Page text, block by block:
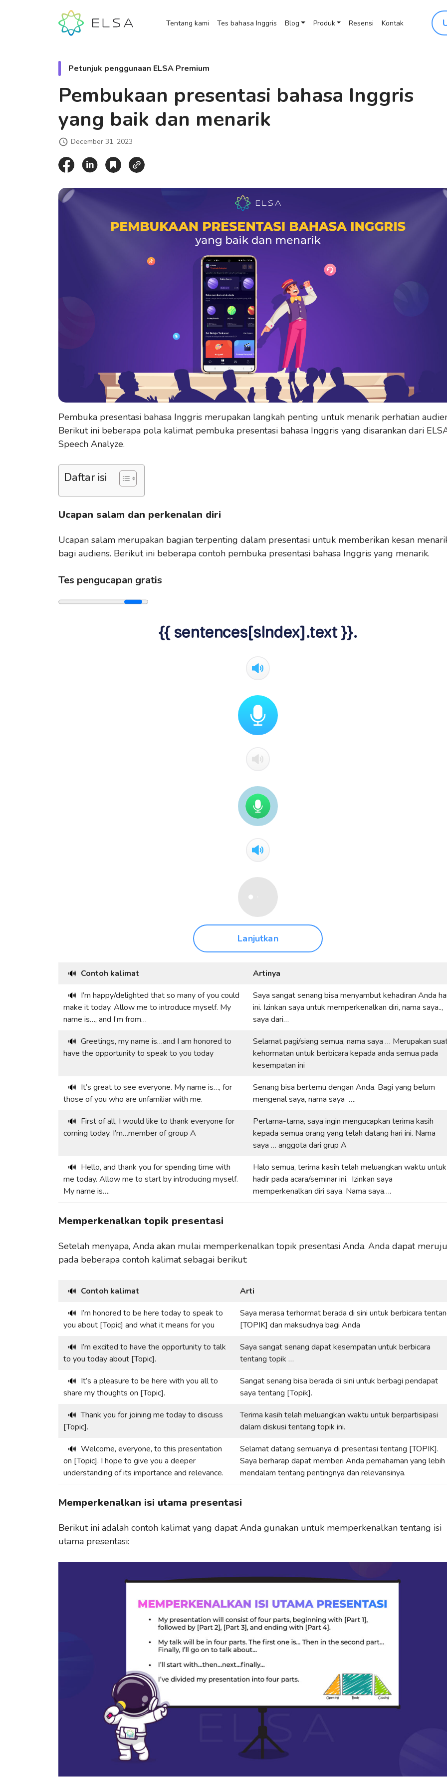
Tentang kami Tes bahasa Inggris Blog Produk Resensi Kontak
Petunjuk penggunaan ELSA Premium
Pembukaan presentasi bahasa Inggris
yang baik dan menarik
December 31, 2023
Pembuka presentasi bahasa Inggris merupakan langkah penting untuk menarik perhatian
Berikut ini beberapa pola kalimat pembuka presentasi bahasa Inggris yang disarankan dari
Speech Analyze.
Daftar isi
Ucapan salam dan perkenalan diri
Ucapan salam merupakan bagian terpenting dalam presentasi untuk memberikan kesan
bagi audiens. Berikut ini beberapa contoh pembuka presentasi bahasa Inggris yang menarik.
Tes pengucapan gratis
{{ sentences[sIndex].text }}.
Lanjutkan
🔊 Contoh kalimat Artinya
🔊 I’m happy/delighted that so many of you could
make it today. Allow me to introduce myself. My
name is…, and I’m from…
Saya sangat senang bisa menyambut kehadiran Anda
ini. Izinkan saya untuk memperkenalkan diri, nama saya..,
saya dari…
🔊 Greetings, my name is…and I am honored to
have the opportunity to speak to you today
Selamat pagi/siang semua, nama saya … Merupakan
kehormatan untuk berbicara kepada anda semua pada
kesempatan ini
🔊 It’s great to see everyone. My name is…, for
those of you who are unfamiliar with me.
Senang bisa bertemu dengan Anda. Bagi yang belum
mengenal saya, nama saya ….
🔊 First of all, I would like to thank everyone for
coming today. I’m…member of group A
Pertama-tama, saya ingin mengucapkan terima kasih
kepada semua orang yang telah datang hari ini. Nama
saya … anggota dari grup A
🔊 Hello, and thank you for spending time with
me today. Allow me to start by introducing myself.
My name is….
Halo semua, terima kasih telah meluangkan waktu untuk
hadir pada acara/seminar ini. Izinkan saya
memperkenalkan diri saya. Nama saya….
Memperkenalkan topik presentasi
Setelah menyapa, Anda akan mulai memperkenalkan topik presentasi Anda. Anda dapat
pada beberapa contoh kalimat sebagai berikut:
🔊 Contoh kalimat Arti
🔊 I’m honored to be here today to speak to
you about [Topic] and what it means for you
Saya merasa terhormat berada di sini untuk berbicara
[TOPIK] dan maksudnya bagi Anda
🔊 I’m excited to have the opportunity to talk
to you today about [Topic].
Saya sangat senang dapat kesempatan untuk berbicara
tentang topik …
🔊 It’s a pleasure to be here with you all to
share my thoughts on [Topic].
Sangat senang bisa berada di sini untuk berbagi pendapat
saya tentang [Topik].
🔊 Thank you for joining me today to discuss
[Topic].
Terima kasih telah meluangkan waktu untuk berpartisipasi
dalam diskusi tentang topik ini.
🔊 Welcome, everyone, to this presentation
on [Topic]. I hope to give you a deeper
understanding of its importance and relevance.
Selamat datang semuanya di presentasi tentang [TOPIK].
Saya berharap dapat memberi Anda pemahaman yang lebih
mendalam tentang pentingnya dan relevansinya.
Memperkenalkan isi utama presentasi
Berikut ini adalah contoh kalimat yang dapat Anda gunakan untuk memperkenalkan tentang isi
utama presentasi: